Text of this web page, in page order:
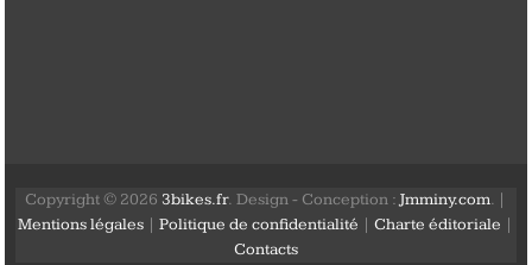
Copyright © 2026 3bikes.fr. Design - Conception :Jmminy.com. |
Mentions légales |Politique de confidentialité |Charte éditoriale
Contacts